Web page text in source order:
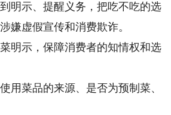
明示、提醒义务，把吃不吃的选
嫌虚假宣传和消费欺诈。
示，保障消费者的知情权和选
菜品的来源、是否为预制菜、